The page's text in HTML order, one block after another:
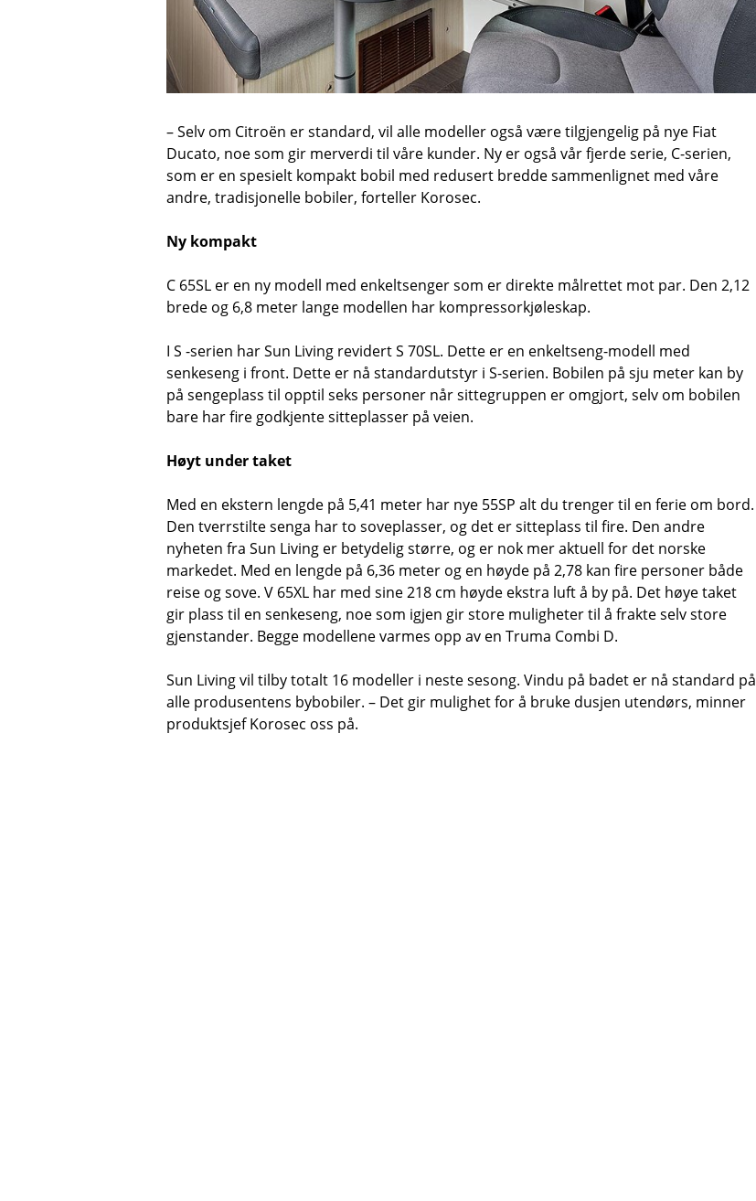
– Selv om Citroën er standard, vil alle modeller også være tilgjengelig på nye Fiat
Ducato, noe som gir merverdi til våre kunder. Ny er også vår fjerde serie, C-serien,
som er en spesielt kompakt bobil med redusert bredde sammenlignet med våre
andre, tradisjonelle bobiler, forteller Korosec.
Ny kompakt
C 65SL er en ny modell med enkeltsenger som er direkte målrettet mot par. Den 2,12
brede og 6,8 meter lange modellen har kompressorkjøleskap.
I S -serien har Sun Living revidert S 70SL. Dette er en enkeltseng-modell med
senkeseng i front. Dette er nå standardutstyr i S-serien. Bobilen på sju meter kan by
på sengeplass til opptil seks personer når sittegruppen er omgjort, selv om bobilen
bare har fire godkjente sitteplasser på veien.
Høyt under taket
Med en ekstern lengde på 5,41 meter har nye 55SP alt du trenger til en ferie om bord.
Den tverrstilte senga har to soveplasser, og det er sitteplass til fire. Den andre
nyheten fra Sun Living er betydelig større, og er nok mer aktuell for det norske
markedet. Med en lengde på 6,36 meter og en høyde på 2,78 kan fire personer både
reise og sove. V 65XL har med sine 218 cm høyde ekstra luft å by på. Det høye taket
gir plass til en senkeseng, noe som igjen gir store muligheter til å frakte selv store
gjenstander. Begge modellene varmes opp av en Truma Combi D.
Sun Living vil tilby totalt 16 modeller i neste sesong. Vindu på badet er nå standard på
alle produsentens bybobiler. – Det gir mulighet for å bruke dusjen utendørs, minner
produktsjef Korosec oss på.